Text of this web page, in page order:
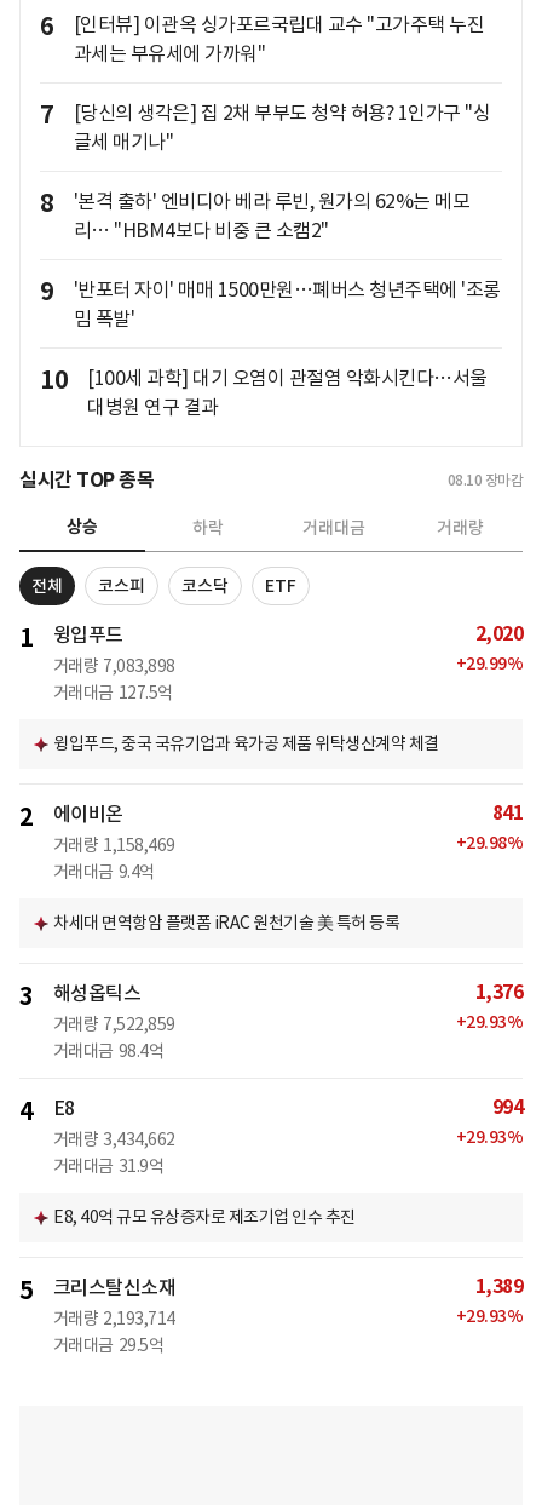
6
[인터뷰] 이관옥 싱가포르국립대 교수 "고가주택 누진
과세는 부유세에 가까워"
7
[당신의 생각은] 집 2채 부부도 청약 허용? 1인가구 "싱
글세 매기나"
8
'본격 출하' 엔비디아 베라 루빈, 원가의 62%는 메모
리… "HBM4보다 비중 큰 소캠2"
9
'반포터 자이' 매매 1500만원…폐버스 청년주택에 '조롱
밈 폭발'
10
[100세 과학] 대기 오염이 관절염 악화시킨다…서울
대병원 연구 결과
실시간 TOP 종목 08.10 장마감
상승 하락 거래대금 거래량
전체 코스피 코스닥 ETF
1 윙입푸드
거래량 7,083,898
거래대금 127.5억
2,020
+29.99%
윙입푸드, 중국 국유기업과 육가공 제품 위탁생산계약 체결
2 에이비온
거래량 1,158,469
거래대금 9.4억
841
+29.98%
차세대 면역항암 플랫폼 iRAC 원천기술 美 특허 등록
3 해성옵틱스
거래량 7,522,859
거래대금 98.4억
1,376
+29.93%
4 E8
거래량 3,434,662
거래대금 31.9억
994
+29.93%
E8, 40억 규모 유상증자로 제조기업 인수 추진
5 크리스탈신소재
거래량 2,193,714
거래대금 29.5억
1,389
+29.93%